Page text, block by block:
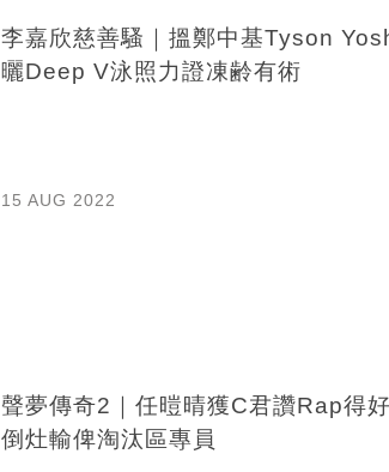
李嘉欣慈善騷｜搵鄭中基Tyson
曬Deep V泳照力證凍齢有術
15 AUG 2022
聲夢傳奇2｜任暟晴獲C君讚Rap得
倒灶輸俾淘汰區專員